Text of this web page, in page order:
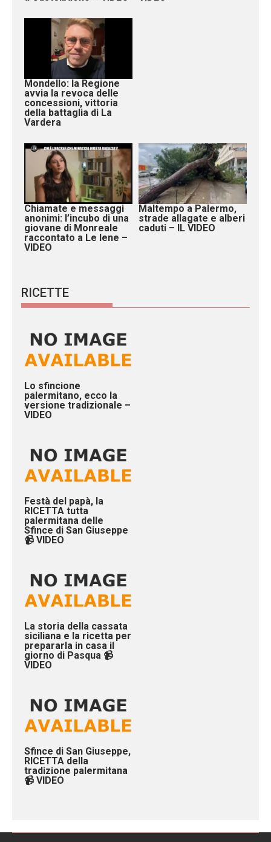
Mondello: la Regione
avvia la revoca delle
concessioni, vittoria
della battaglia di La
Vardera
Chiamate e messaggi
anonimi: l’incubo di una
giovane di Monreale
raccontato a Le Iene –
VIDEO
Maltempo a Palermo,
strade allagate e alberi
caduti – IL VIDEO
RICETTE
Lo sfincione
palermitano, ecco la
versione tradizionale –
VIDEO
Festà del papà, la
RICETTA tutta
palermitana delle
Sfince di San Giuseppe
📹 VIDEO
La storia della cassata
siciliana e la ricetta per
prepararla in casa il
giorno di Pasqua 📹
VIDEO
Sfince di San Giuseppe,
RICETTA della
tradizione palermitana
📹 VIDEO